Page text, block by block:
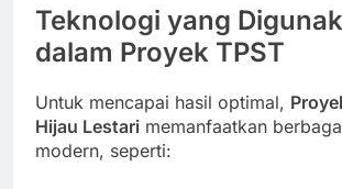
Teknologi yang
dalam Proyek TPST
Untuk mencapai hasil optimal,
Hijau Lestari memanfaatkan
modern, seperti: